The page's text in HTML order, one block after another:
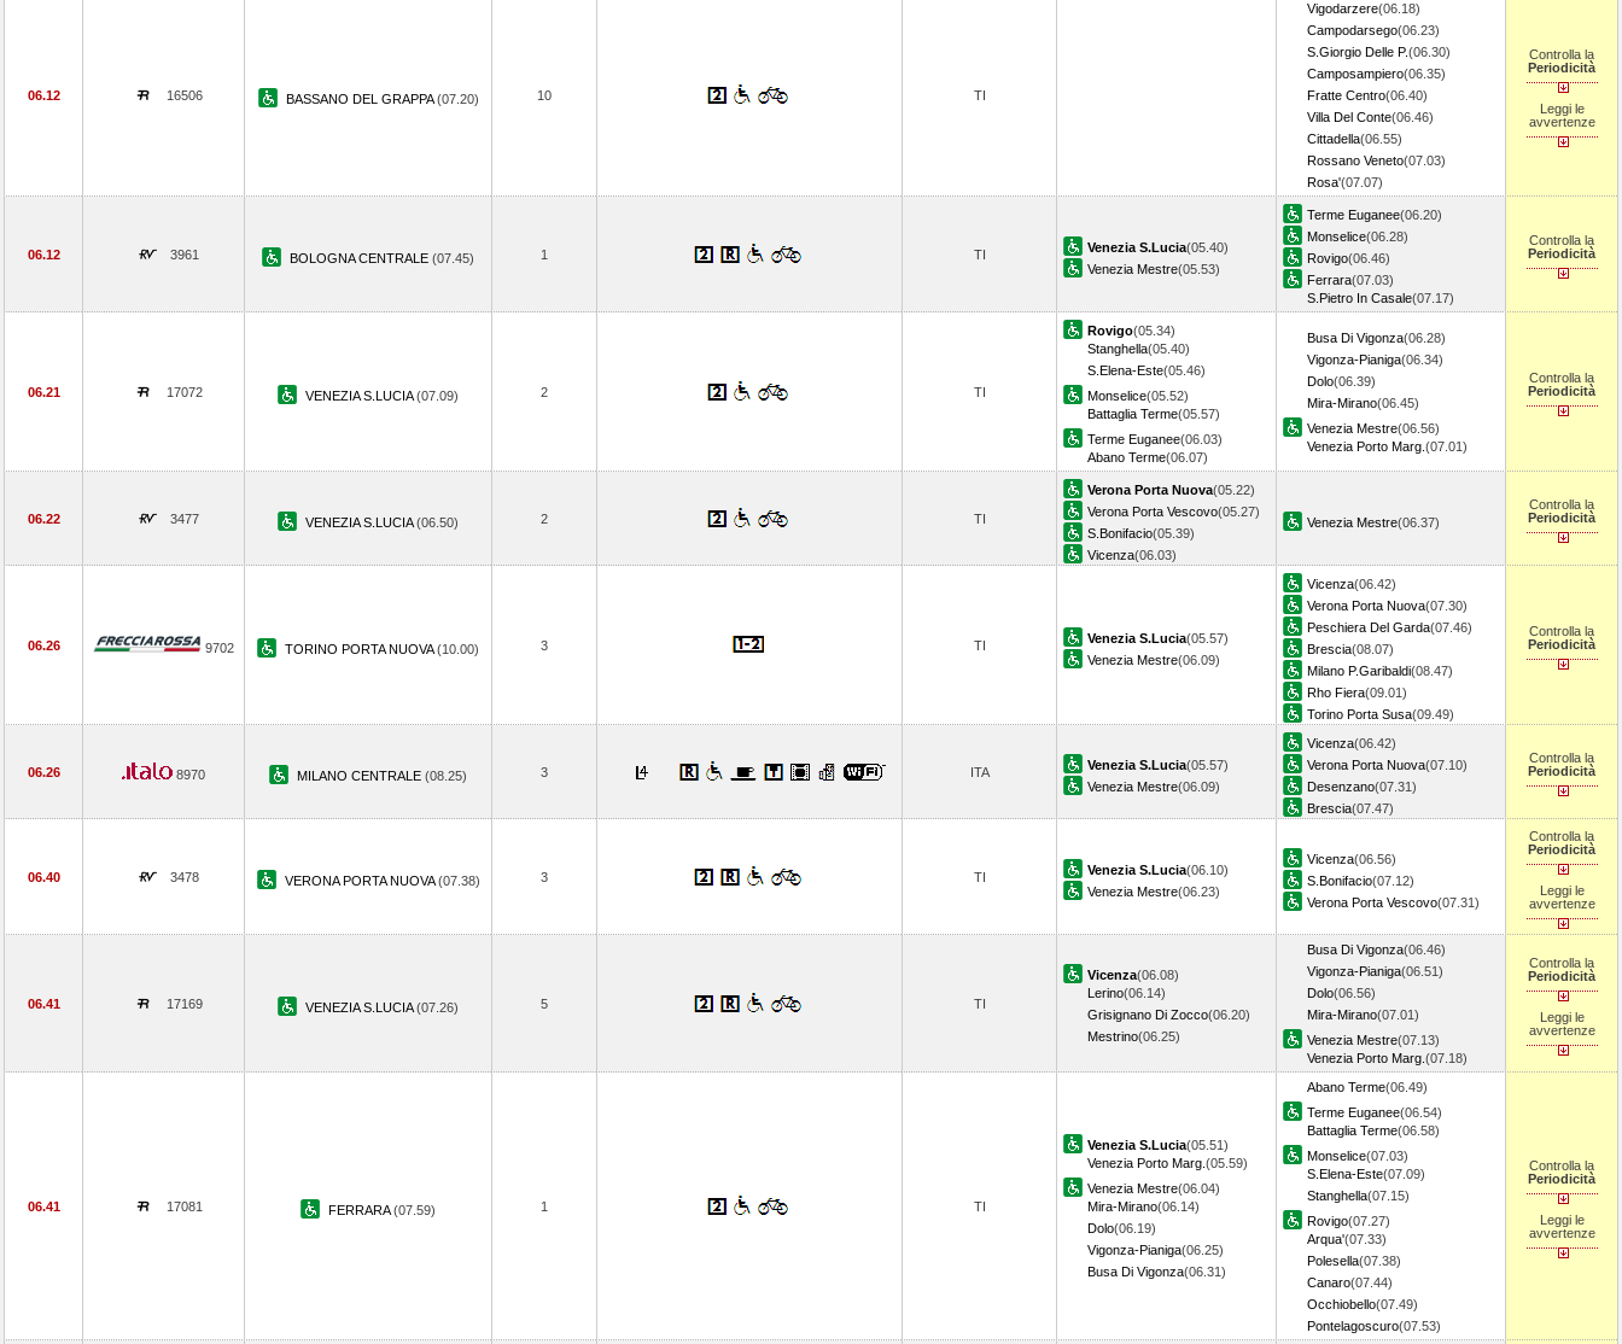
06.12 16506 BASSANO DEL GRAPPA(07.20) 10 TI
Vigodarzere(06.18)
Campodarsego(06.23)
S.Giorgio Delle P.(06.30)
Camposampiero(06.35)
Fratte Centro(06.40)
Villa Del Conte(06.46)
Cittadella(06.55)
Rossano Veneto(07.03)
Rosa'(07.07)
Controlla la
Periodicità
Leggi le
avvertenze
06.12 3961 BOLOGNA CENTRALE (07.45) 1 TI Venezia S.Lucia(05.40)
Venezia Mestre(05.53)
Terme Euganee(06.20)
Monselice(06.28)
Rovigo(06.46)
Ferrara(07.03)
S.Pietro In Casale(07.17)
Controlla la
Periodicità
06.21 17072 VENEZIA S.LUCIA(07.09) 2 TI
Rovigo(05.34)
Stanghella(05.40)
S.Elena-Este(05.46)
Monselice(05.52)
Battaglia Terme(05.57)
Terme Euganee(06.03)
Abano Terme(06.07)
Busa Di Vigonza(06.28)
Vigonza-Pianiga(06.34)
Dolo(06.39)
Mira-Mirano(06.45)
Venezia Mestre(06.56)
Venezia Porto Marg. (07.01)
Controlla la
Periodicità
06.22 3477 VENEZIA S.LUCIA(06.50) 2 TI
Verona Porta Nuova(05.22)
Verona Porta Vescovo(05.27)
S.Bonifacio(05.39)
Vicenza(06.03)
Venezia Mestre(06.37)
Controlla la
Periodicità
06.26 9702 TORINO PORTA NUOVA(10.00) 3 TI Venezia S.Lucia(05.57)
Venezia Mestre(06.09)
Vicenza(06.42)
Verona Porta Nuova(07.30)
Peschiera Del Garda(07.46)
Brescia(08.07)
Milano P.Garibaldi(08.47)
Rho Fiera(09.01)
Torino Porta Susa(09.49)
Controlla la
Periodicità
06.26 8970 MILANO CENTRALE (08.25) 3 ITA Venezia S.Lucia(05.57)
Venezia Mestre(06.09)
Vicenza(06.42)
Verona Porta Nuova(07.10)
Desenzano(07.31)
Brescia(07.47)
Controlla la
Periodicità
06.40 3478 VERONA PORTA NUOVA(07.38) 3 TI Venezia S.Lucia(06.10)
Venezia Mestre(06.23)
Vicenza(06.56)
S.Bonifacio(07.12)
Verona Porta Vescovo(07.31)
Controlla la
Periodicità
Leggi le
avvertenze
06.41 17169 VENEZIA S.LUCIA(07.26) 5 TI
Vicenza(06.08)
Lerino(06.14)
Grisignano Di Zocco(06.20)
Mestrino(06.25)
Busa Di Vigonza(06.46)
Vigonza-Pianiga(06.51)
Dolo(06.56)
Mira-Mirano(07.01)
Venezia Mestre(07.13)
Venezia Porto Marg. (07.18)
Controlla la
Periodicità
Leggi le
avvertenze
06.41 17081 FERRARA(07.59) 1 TI
Venezia S.Lucia(05.51)
Venezia Porto Marg. (05.59)
Venezia Mestre(06.04)
Mira-Mirano(06.14)
Dolo(06.19)
Vigonza-Pianiga(06.25)
Busa Di Vigonza(06.31)
Abano Terme(06.49)
Terme Euganee(06.54)
Battaglia Terme(06.58)
Monselice(07.03)
S.Elena-Este(07.09)
Stanghella(07.15)
Rovigo(07.27)
Arqua'(07.33)
Polesella(07.38)
Canaro(07.44)
Occhiobello(07.49)
Pontelagoscuro(07.53)
Controlla la
Periodicità
Leggi le
avvertenze